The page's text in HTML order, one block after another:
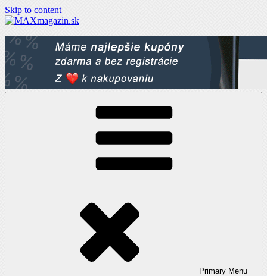
Skip to content
MAXmagazin.sk
Maximum LifeStyle tém a článkov
Primary Menu